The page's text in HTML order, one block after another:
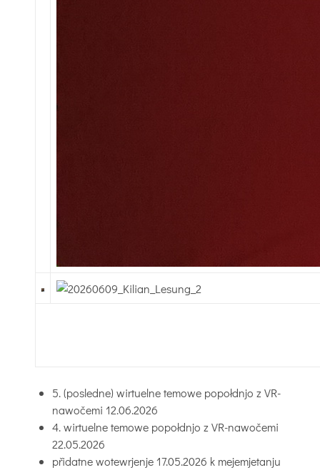
5. (posledne) wirtuelne temowe popołdnjo z VR-
nawočemi 12.06.2026
4. wirtuelne temowe popołdnjo z VR-nawočemi
22.05.2026
přidatne wotewrjenje 17.05.2026 k mejemjetanju